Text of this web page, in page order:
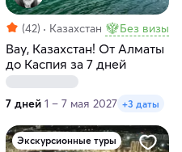
(42) Казахстан Без визы
Вау, Казахстан! От Алматы
до Каспия за 7 дней
7 дней 1 – 7 мая 2027 +3 даты
Экскурсионные туры